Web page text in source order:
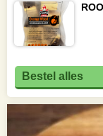
Bestel alles